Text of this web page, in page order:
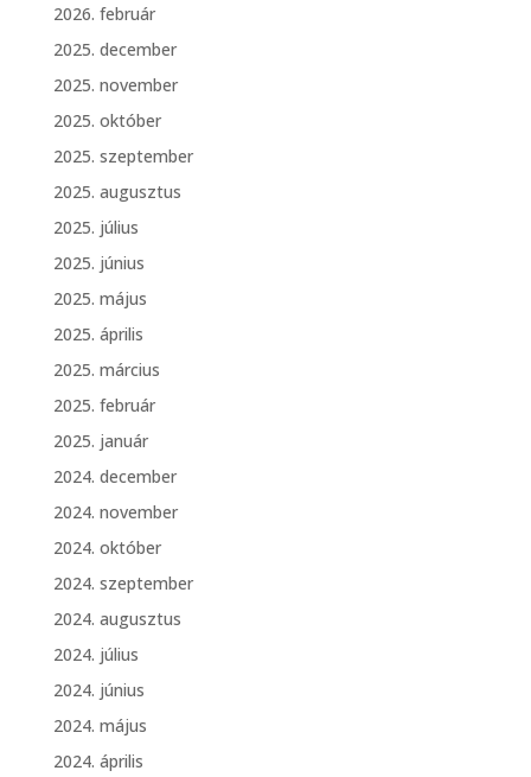
2026. február
2025. december
2025. november
2025. október
2025. szeptember
2025. augusztus
2025. július
2025. június
2025. május
2025. április
2025. március
2025. február
2025. január
2024. december
2024. november
2024. október
2024. szeptember
2024. augusztus
2024. július
2024. június
2024. május
2024. április